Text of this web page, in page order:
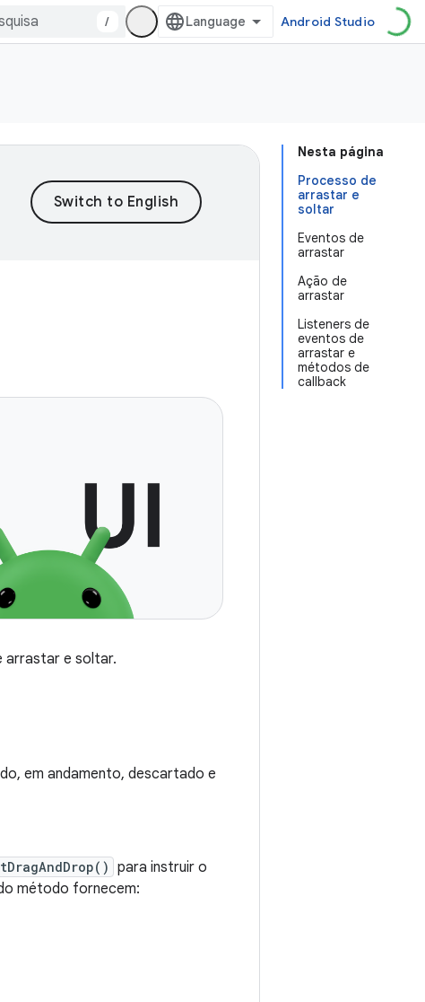
/ Android Studio
Nesta página
Processo de
arrastar e
soltar
Eventos de
arrastar
Ação de
arrastar
Listeners de
eventos de
arrastar e
métodos de
callback
arrastar e soltar.
em andamento, descartado e
para instruir o
método fornecem: